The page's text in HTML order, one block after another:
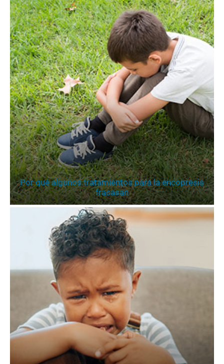
Por qué algunos tratamientos para la encopresis
fracasan